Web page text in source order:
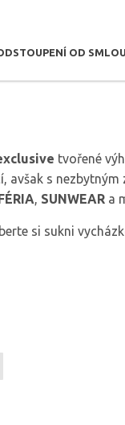
OD
tvořené
s
, SUNWEAR a
si sukni